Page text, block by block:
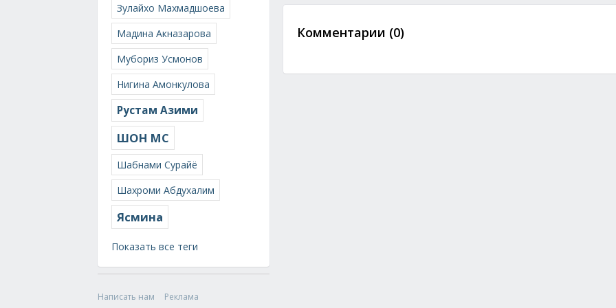
Зулайхо Махмадшоева
Мадина Акназарова
Мубориз Усмонов
Нигина Амонкулова
Рустам Азими
ШОН МС
Шабнами Сурайё
Шахроми Абдухалим
Ясмина
Показать все теги
Написать нам
Реклама
Комментарии (0)